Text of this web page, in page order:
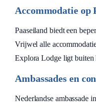
Accommodatie op
Paaseiland biedt een
Vrijwel alle
Explora Lodge ligt buiten
Ambassades en
Nederlandse ambassade